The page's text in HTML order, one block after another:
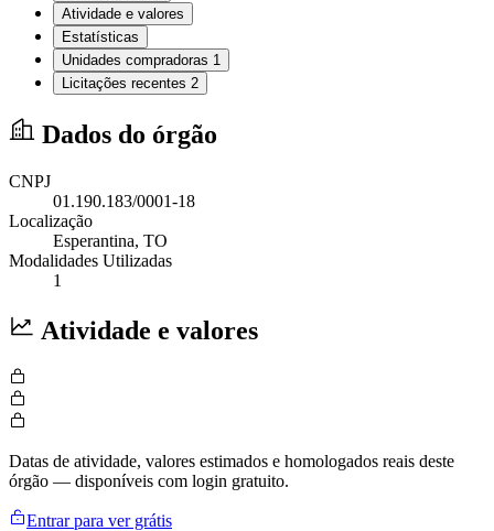
Atividade e valores
Estatísticas
Unidades compradoras 1
Licitações recentes 2
Dados do órgão
CNPJ
01.190.183/0001-18
Localização
Esperantina, TO
Modalidades Utilizadas
1
Atividade e valores
Datas de atividade, valores estimados e homologados reais deste
órgão — disponíveis com login gratuito.
Entrar para ver grátis